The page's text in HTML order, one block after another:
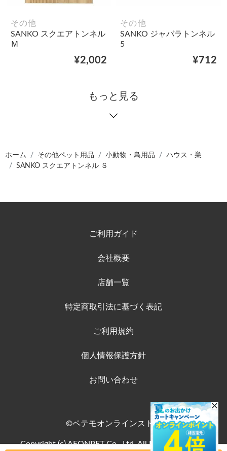
その他
SANKO スクエアトンネル
Ｍ
¥2,002
その他
SANKO ジャバラトンネル
5
¥712
もっと見る
ホーム その他ペット用品 小動物・鳥用品
ハウス・巣
SANKO スクエアトンネル Ｓ
ご利用ガイド
会社概要
店舗一覧
特定商取引法に基づく表記
ご利用規約
個人情報保護方針
お問い合わせ
©ペテモオンラインストア
Copyright (c) AEONPET Co., Ltd. All Rights Reserved.